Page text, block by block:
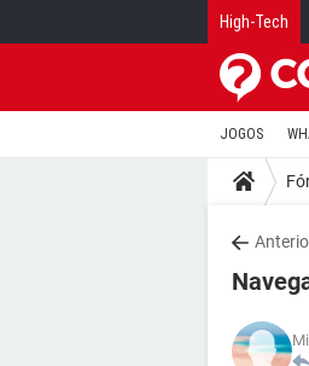
High-Tech
JOGOS